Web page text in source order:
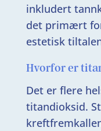
inkludert
det primært
estetisk
Hvorfor er
Det er flere
titandioksid.